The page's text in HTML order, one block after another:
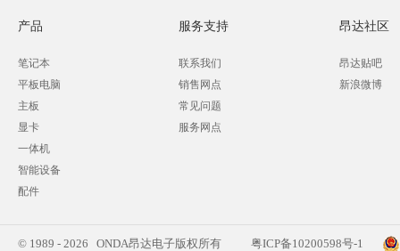
产品
笔记本
平板电脑
主板
显卡
一体机
智能设备
配件
服务支持
联系我们
销售网点
常见问题
服务网点
昂达社区
昂达贴吧
新浪微博
© 1989 - 2026 ONDA昂达电子版权所有 粤ICP备10200598号-1